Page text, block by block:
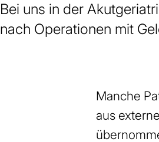
Bei uns in der
nach Operationen mit
Manche
aus